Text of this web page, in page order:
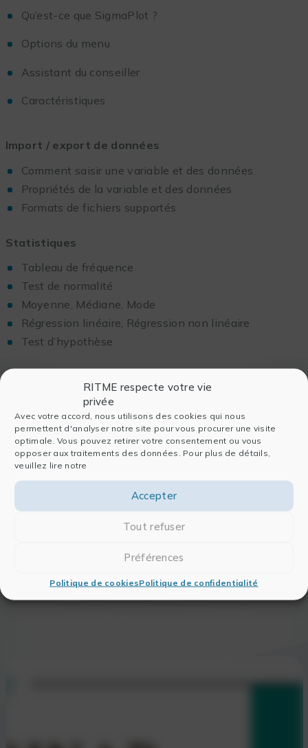
RITME respecte votre vie
privée
Avec votre accord, nous utilisons des cookies qui nous
permettent d'analyser notre site pour vous procurer une visite
optimale. Vous pouvez retirer votre consentement ou vous
opposer aux traitements des données. Pour plus de détails,
veuillez lire notre
Accepter
Tout refuser
Préférences
Politique de cookiesPolitique de confidentialité
Qu’est-ce que SigmaPlot ?
Options du menu
Assistant du conseiller
Caractéristiques
Import / export de données
Comment saisir une variable et des données
Propriétés de la variable et des données
Formats de fichiers supportés
Statistiques
Tableau de fréquence
Test de normalité
Moyenne, Médiane, Mode
Régression linéaire, Régression non linéaire
Test d’hypothèse
Configuration requise pour
participer au Webinar
Sur PC
Microsoft Windows® 8, 7, Vista, XP ou 2003 Server
Mac OS® X 10.6 ou plus récent
Android